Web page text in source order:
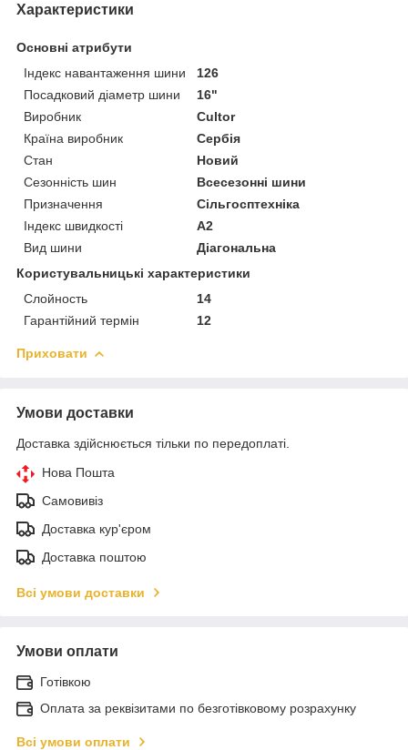
Характеристики
Основні атрибути
Індекс навантаження шини
126
Посадковий діаметр шини
16"
Виробник
Cultor
Країна виробник
Сербія
Стан
Новий
Сезонність шин
Всесезонні шини
Призначення
Сільгосптехніка
Індекс швидкості
A2
Вид шини
Діагональна
Користувальницькі характеристики
Слойность
14
Гарантійний термін
12
Приховати
Умови доставки
Доставка здійснюється тільки по передоплаті.
Нова Пошта
Самовивіз
Доставка кур'єром
Доставка поштою
Всі умови доставки
Умови оплати
Готівкою
Оплата за реквізитами по безготівковому розрахунку
Всі умови оплати